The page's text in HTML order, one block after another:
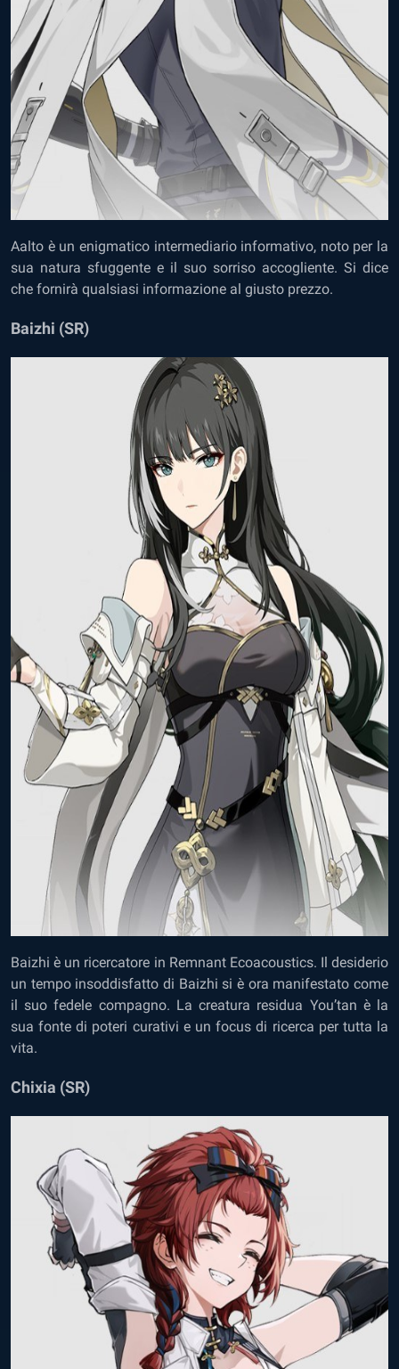
Aalto è un enigmatico intermediario informativo, noto per la
sua natura sfuggente e il suo sorriso accogliente. Si dice
che fornirà qualsiasi informazione al giusto prezzo.
Baizhi (SR)
Baizhi è un ricercatore in Remnant Ecoacoustics. Il desiderio
un tempo insoddisfatto di Baizhi si è ora manifestato come
il suo fedele compagno. La creatura residua You’tan è la
sua fonte di poteri curativi e un focus di ricerca per tutta la
vita.
Chixia (SR)